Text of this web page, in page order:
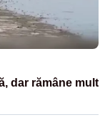
dar rămâne mult